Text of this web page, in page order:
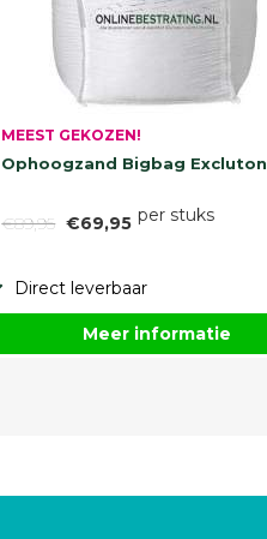
MEEST GEKOZEN!
Ophoogzand Bigbag Excluton
€89,95 €69,95 per stuks
Direct leverbaar
Meer informatie